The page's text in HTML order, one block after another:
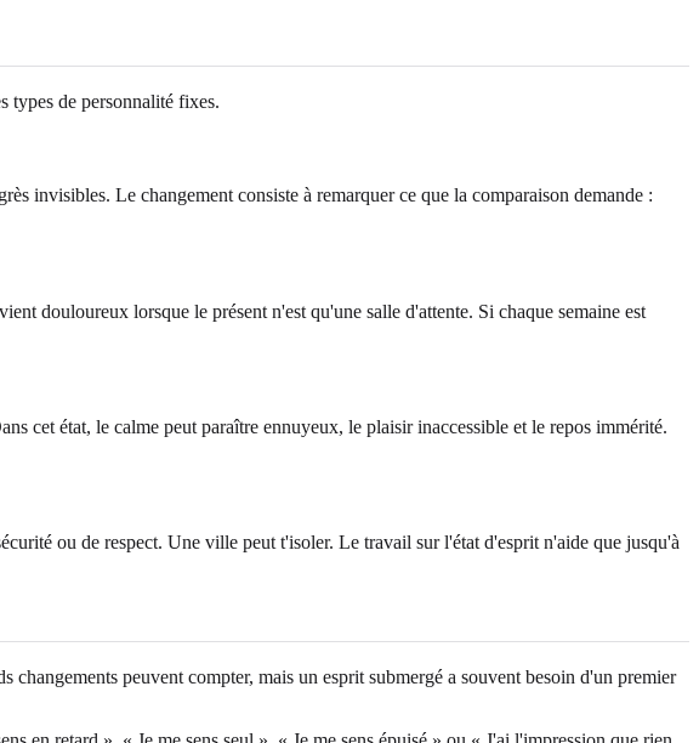
types de personnalité fixes.
invisibles. Le changement consiste à remarquer ce que la comparaison demande :
douloureux lorsque le présent n'est qu'une salle d'attente. Si chaque semaine est
cet état, le calme peut paraître ennuyeux, le plaisir inaccessible et le repos immérité.
ou de respect. Une ville peut t'isoler. Le travail sur l'état d'esprit n'aide que jusqu'à
peuvent compter, mais un esprit submergé a souvent besoin d'un premier